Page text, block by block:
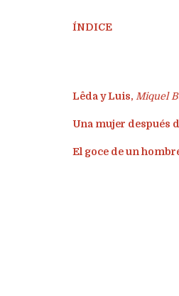
ÍNDICE
Lêda y Luis, Miquel
Una mujer después
El goce de un